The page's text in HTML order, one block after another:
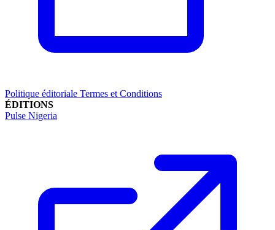
Politique éditoriale Termes et Conditions
ÉDITIONS
Pulse Nigeria